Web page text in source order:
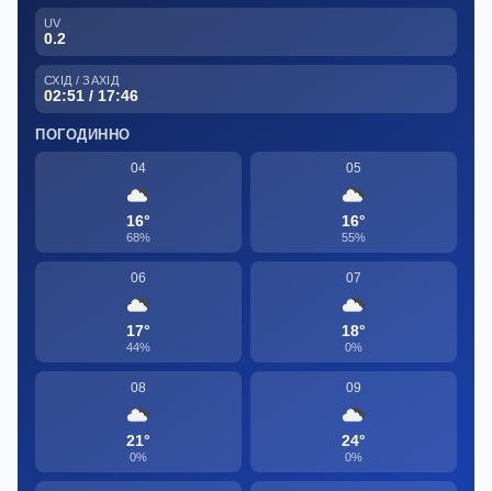
UV
0.2
СХІД / ЗАХІД
02:51 / 17:46
ПОГОДИННО
04
16°
68%
05
16°
55%
06
17°
44%
07
18°
0%
08
21°
0%
09
24°
0%